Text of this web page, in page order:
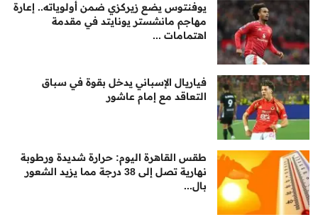
يوفنتوس يضع زيركزي ضمن أولوياته.. إعارة
مهاجم مانشستر يونايتد في مقدمة
اهتمامات ...
فياريال الإسباني يدخل بقوة في سباق
التعاقد مع إمام عاشور
طقس القاهرة اليوم: حرارة شديدة ورطوبة
نهارية تصل إلى 38 درجة مما يزيد الشعور
بال...